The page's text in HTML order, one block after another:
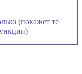
(покажет те